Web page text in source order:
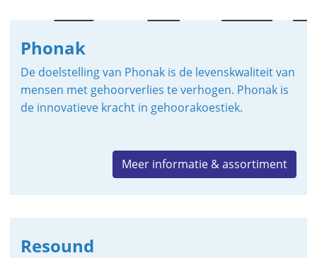
Phonak
De doelstelling van Phonak is de levenskwaliteit van
mensen met gehoorverlies te verhogen. Phonak is
de innovatieve kracht in gehoorakoestiek.
Meer informatie & assortiment
Resound